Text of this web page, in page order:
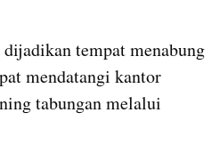
tempat menabung
mendatangi kantor
tabungan melalui